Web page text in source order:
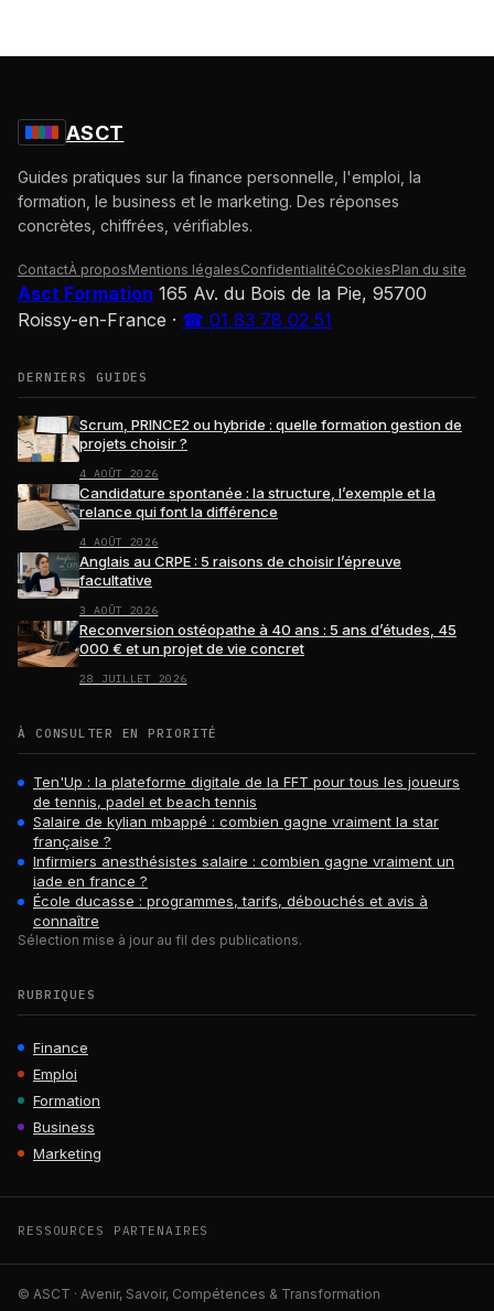
ASCT
Guides pratiques sur la finance personnelle, l'emploi, la
formation, le business et le marketing. Des réponses
concrètes, chiffrées, vérifiables.
ContactÀ proposMentions légalesConfidentialitéCookiesPlan du site
Asct Formation 165 Av. du Bois de la Pie, 95700
Roissy-en-France · ☎ 01 83 78 02 51
DERNIERS GUIDES
Scrum, PRINCE2 ou hybride : quelle formation gestion de
projets choisir ?
4 AOÛT 2026
Candidature spontanée : la structure, l’exemple et la
relance qui font la différence
4 AOÛT 2026
Anglais au CRPE : 5 raisons de choisir l’épreuve
facultative
3 AOÛT 2026
Reconversion ostéopathe à 40 ans : 5 ans d’études, 45
000 € et un projet de vie concret
28 JUILLET 2026
À CONSULTER EN PRIORITÉ
Ten'Up : la plateforme digitale de la FFT pour tous les joueurs
de tennis, padel et beach tennis
Salaire de kylian mbappé : combien gagne vraiment la star
française ?
Infirmiers anesthésistes salaire : combien gagne vraiment un
iade en france ?
École ducasse : programmes, tarifs, débouchés et avis à
connaître
Sélection mise à jour au fil des publications.
RUBRIQUES
Finance
Emploi
Formation
Business
Marketing
RESSOURCES PARTENAIRES
© ASCT · Avenir, Savoir, Compétences & Transformation